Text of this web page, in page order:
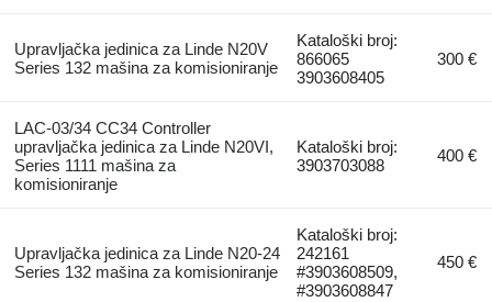
Upravljačka jedinica za Linde N20V
Series 132 mašina za komisioniranje
Kataloški broj:
866065
3903608405
300 €
LAC-03/34 CC34 Controller
upravljačka jedinica za Linde N20VI,
Series 1111 mašina za
komisioniranje
Kataloški broj:
3903703088
400 €
Upravljačka jedinica za Linde N20-24
Series 132 mašina za komisioniranje
Kataloški broj:
242161
#3903608509,
#3903608847
450 €